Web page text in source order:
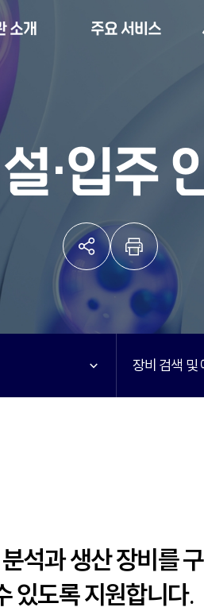
소개 주요 서비스
·입주
장비 검색 및
석과 생산 장비를
있도록 지원합니다.